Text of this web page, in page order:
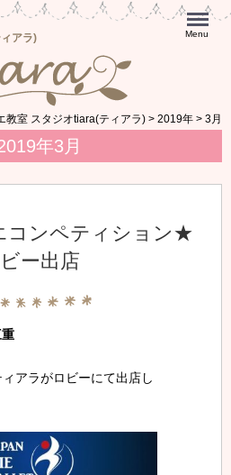
アラ) Menu
教室 スタジオtiara(ティアラ) > 2019年 > 3月
年3月
コンペティション★
ー出店
アラがロビーにて出店し